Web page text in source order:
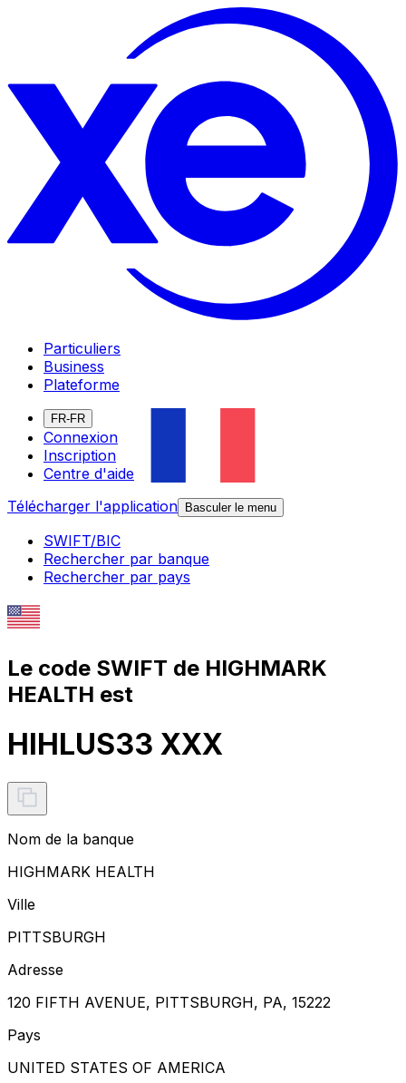
Particuliers
Business
Plateforme
FR-FR
Connexion
Inscription
Centre d'aide
Télécharger l'application
Basculer le menu
SWIFT/BIC
Rechercher par banque
Rechercher par pays
Le code SWIFT de HIGHMARK
HEALTH est
HIHLUS33 XXX
Nom de la banque
HIGHMARK HEALTH
Ville
PITTSBURGH
Adresse
120 FIFTH AVENUE, PITTSBURGH, PA, 15222
Pays
UNITED STATES OF AMERICA